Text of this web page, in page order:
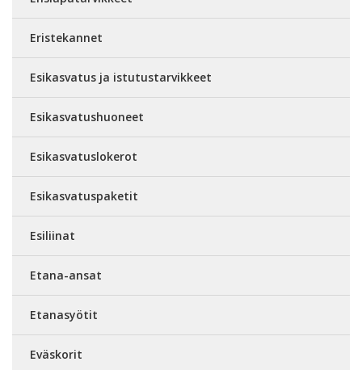
Eristekannet
Esikasvatus ja istutustarvikkeet
Esikasvatushuoneet
Esikasvatuslokerot
Esikasvatuspaketit
Esiliinat
Etana-ansat
Etanasyötit
Eväskorit